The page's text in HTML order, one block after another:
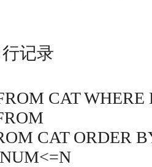
行记录
CAT
CAT ORDER